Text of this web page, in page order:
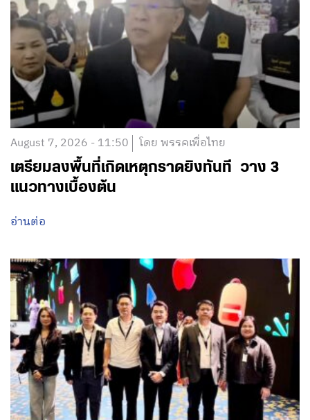
August 7, 2026 - 11:50 โดย พรรคเพื่อไทย
เตรียมลงพื้นที่เกิดเหตุกราดยิงทันที วาง 3
แนวทางเบื้องต้น
อ่านต่อ